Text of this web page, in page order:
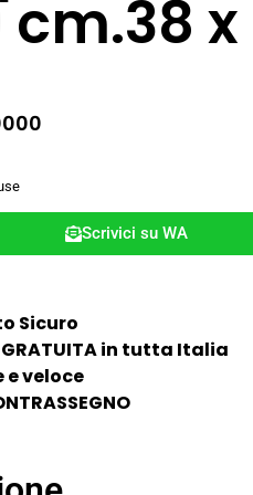
cm.38
Scrivici su WA
Sicuro
in tutta Italia
e veloce